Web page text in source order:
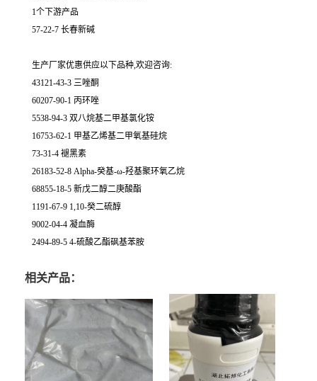
1个下游产品
57-22-7 长春新碱
生产厂家优惠供应以下品种,欢迎咨询:
43121-43-3 三唑酮
60207-90-1 丙环唑
5538-94-3 双八烷基二甲基氯化铵
16753-62-1 甲基乙烯基二甲氧基硅烷
73-31-4 褪黑素
26183-52-8 Alpha-癸基-ω-羟基聚环氧乙烷
68855-18-5 新戊二醇二庚酸酯
1191-67-9 1,10-癸二硫醇
9002-04-4 凝血酶
2494-89-5 4-硫酸乙酯砜基苯胺
相关产品：